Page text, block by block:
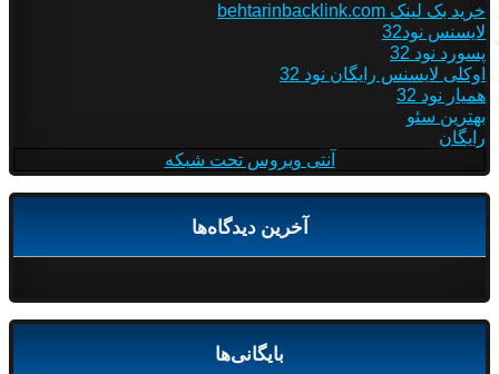
خرید بک لینک behtarinbacklink.com
لایسنس نود32
پسورد نود 32
اوکلی لایسنس رایگان نود 32
همیار نود 32
بهترین سئو
رایگان
آنتی ویروس تحت شبکه
آخرین دیدگاه‌ها
بایگانی‌ها